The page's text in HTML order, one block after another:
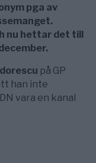
pga av
nu hettar det till
på GP
han inte
vara en kanal